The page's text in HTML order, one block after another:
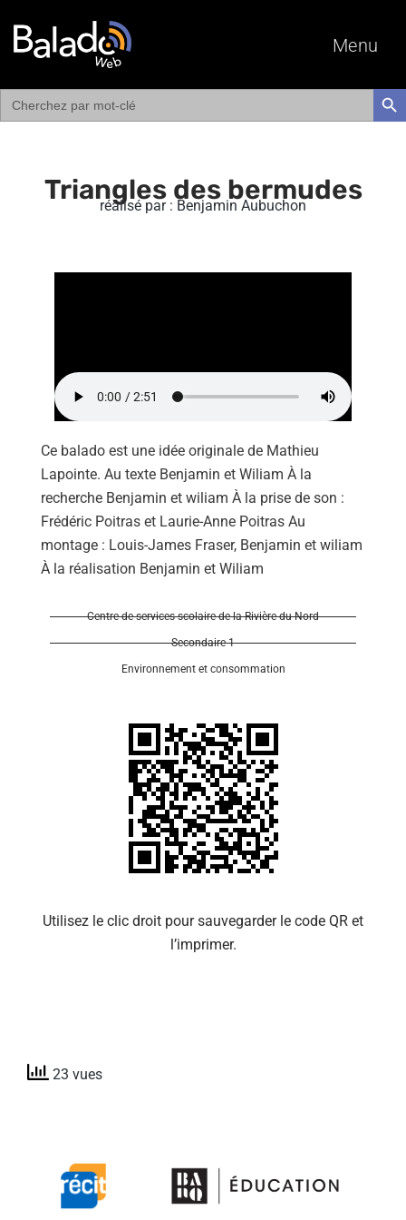
Menu
Search
for:
Triangles des bermudes
réalisé par : Benjamin Aubuchon
Ce balado est une idée originale de Mathieu
Lapointe. Au texte Benjamin et Wiliam À la
recherche Benjamin et wiliam À la prise de son :
Frédéric Poitras et Laurie-Anne Poitras Au
montage : Louis-James Fraser, Benjamin et wiliam
À la réalisation Benjamin et Wiliam
Centre de services scolaire de la Rivière-du-Nord
Secondaire 1
Environnement et consommation
Utilisez le clic droit pour sauvegarder le code QR et
l’imprimer.
23 vues